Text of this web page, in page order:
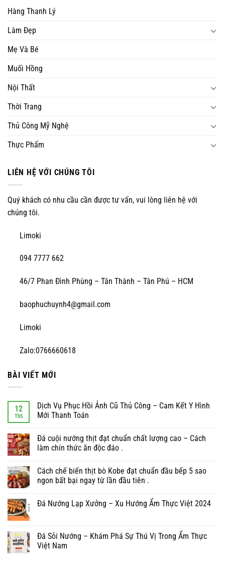
Hàng Thanh Lý
Làm Đẹp
Mẹ Và Bé
Muối Hồng
Nội Thất
Thời Trang
Thủ Công Mỹ Nghệ
Thực Phẩm
LIÊN HỆ VỚI CHÚNG TÔI
Quý khách có nhu cầu cần được tư vấn, vui lòng liên hệ với
chúng tôi.
Limoki
094 7777 662
46/7 Phan Đình Phùng – Tân Thành – Tân Phú – HCM
baophuchuynh4@gmail.com
Limoki
Zalo:0766660618
BÀI VIẾT MỚI
12
Th5
Dịch Vụ Phục Hồi Ảnh Cũ Thủ Công – Cam Kết Y Hình
Mới Thanh Toán
Đá cuội nướng thịt đạt chuẩn chất lượng cao – Cách
làm chín thức ăn độc đáo .
Cách chế biến thịt bò Kobe đạt chuẩn đầu bếp 5 sao
ngon bất bại ngay từ lần đầu tiên .
Đá Nướng Lạp Xưởng – Xu Hướng Ẩm Thực Việt 2024
Đá Sỏi Nướng – Khám Phá Sự Thú Vị Trong Ẩm Thực
Việt Nam